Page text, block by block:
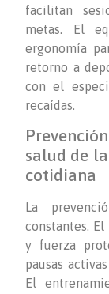
facilitan
metas. El
ergonomía
retorno a
con el
recaídas.
salud de
cotidiana
La
constantes.
y fuerza
pausas
El